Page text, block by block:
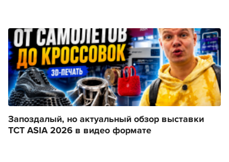
Запоздалый, но актуальный обзор выставки
TCT ASIA 2026 в видео формате